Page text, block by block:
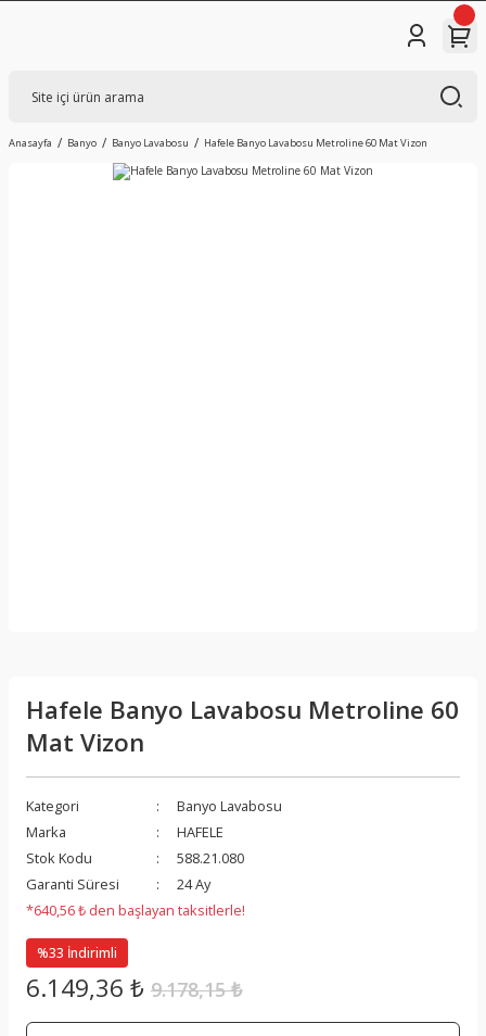
Anasayfa Banyo Banyo Lavabosu Hafele Banyo Lavabosu Metroline 60 Mat Vizon
Hafele Banyo Lavabosu Metroline 60
Mat Vizon
Kategori
Banyo Lavabosu
Marka
HAFELE
Stok Kodu
588.21.080
Garanti Süresi
24 Ay
*640,56 ₺ den başlayan taksitlerle!
%33 İndirimli
6.149,36 ₺ 9.178,15 ₺